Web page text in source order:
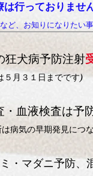
行っておりません
など、お知りになりたい
狂犬病予防注射
５月３１日までです)
血液検査は予
病気の早期発見につ
・マダニ予防、